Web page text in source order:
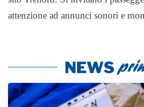
attenzione ad annunci sonori e